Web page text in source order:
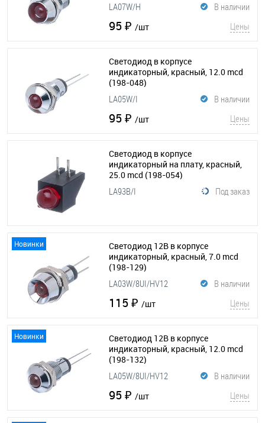
В наличии
LA07W/H
95 ₽ /шт Цены
Светодиод в корпусе
индикаторный, красный, 12.0 mcd
(198-048)
В наличии
LA05W/I
95 ₽ /шт Цены
Светодиод в корпусе
индикаторный на плату, красный,
25.0 mcd (198-054)
Под заказ
LA93B/I
Новинки
Светодиод 12В в корпусе
индикаторный, красный, 7.0 mcd
(198-129)
В наличии
LA03W/8UI/HV12
115 ₽ /шт Цены
Новинки
Светодиод 12В в корпусе
индикаторный, красный, 12.0 mcd
(198-132)
В наличии
LA05W/8UI/HV12
95 ₽ /шт Цены